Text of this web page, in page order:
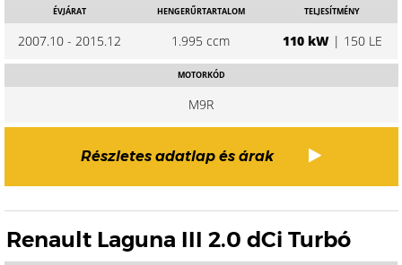
ÉVJÁRAT
2007.10 - 2015.12
HENGERŰRTARTALOM
1.995 ccm
TELJESÍTMÉNY
110 kW| 150 LE
MOTORKÓD
M9R
Részletes adatlap és árak
Renault Laguna III 2.0 dCi Turbó